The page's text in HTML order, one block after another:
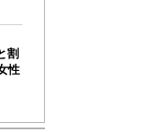
割
性